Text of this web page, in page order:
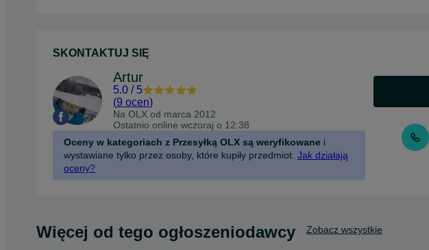
SKONTAKTUJ SIĘ
Artur
5.0 / 5
(9 ocen)
Na OLX od marca 2012
Ostatnio online wczoraj o 12:38
Oceny w kategoriach z Przesyłką OLX są weryfikowane i
wystawiane tylko przez osoby, które kupiły przedmiot. Jak działają
oceny?
Więcej od tego ogłoszeniodawcy Zobacz wszystkie